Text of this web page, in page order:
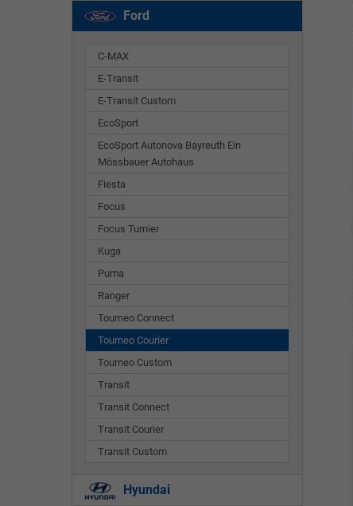
Ford
C-MAX
E-Transit
E-Transit Custom
EcoSport
EcoSport Autonova Bayreuth Ein
Mössbauer Autohaus
Fiesta
Focus
Focus Turnier
Kuga
Puma
Ranger
Tourneo Connect
Tourneo Courier
Tourneo Custom
Transit
Transit Connect
Transit Courier
Transit Custom
Hyundai